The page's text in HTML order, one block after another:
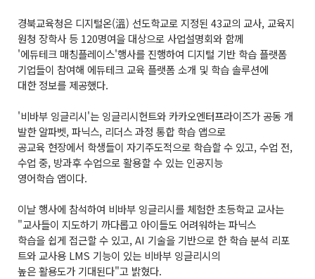
경북교육청은 디지털온(溫) 선도학교로 지정된 43교의 교사, 교육지
원청 장학사 등 120명여을 대상으로 사업설명회와 함께
'에듀테크 매칭플레이스'행사를 진행하여 디지털 기반 학습 플랫폼
기업들이 참여해 에듀테크 교육 플랫폼 소개 및 학습 솔루션에
대한 정보를 제공했다.
'비바부 잉글리시'는 잉글리시헌트와 카카오엔터프라이즈가 공동 개
발한 알파벳, 파닉스, 리더스 과정 통합 학습 앱으로
공교육 현장에서 학생들이 자기주도적으로 학습할 수 있고, 수업 전,
수업 중, 방과후 수업으로 활용할 수 있는 인공지능
영어학습 앱이다.
이날 행사에 참석하여 비바부 잉글리시를 체험한 초등학교 교사는
"교사들이 지도하기 까다롭고 아이들도 어려워하는 파닉스
학습을 쉽게 접근할 수 있고, AI 기술을 기반으로 한 학습 분석 리포
트와 교사용 LMS 기능이 있는 비바부 잉글리시의
높은 활용도가 기대된다"고 밝혔다.